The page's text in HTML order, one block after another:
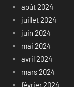
août 2024
juillet 2024
juin 2024
mai 2024
avril 2024
mars 2024
février 2024